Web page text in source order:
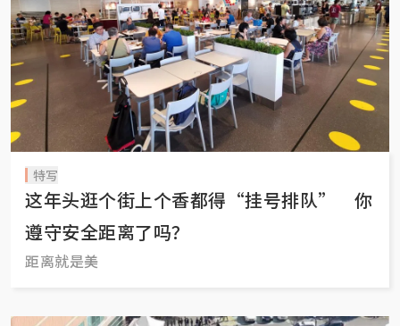
特写
这年头逛个街上个香都得“挂号排队” 你
遵守安全距离了吗？
距离就是美